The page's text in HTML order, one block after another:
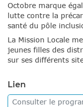
Octobre marque
lutte contre la
santé du pôle
La Mission Locale
jeunes filles des
sur ses différents
Lien
Consulter le